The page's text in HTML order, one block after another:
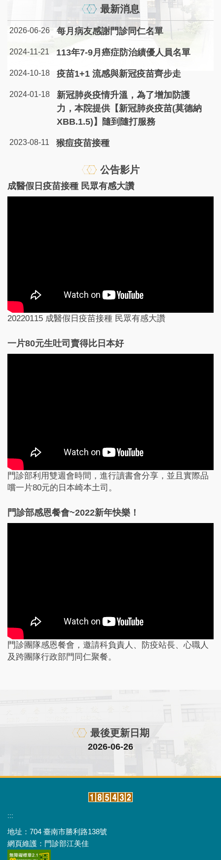
最新消息
2026-06-26 每月病友感謝門診同仁名單
2024-11-21 113年7-9月癌症防治績優人員名單
2024-10-18 疫苗1+1 流感與新冠疫苗齊步走
2024-01-18
新冠肺炎疫情升溫，為了增加防護
力，本院提供【新冠肺炎疫苗(莫德納
XBB.1.5)】隨到隨打服務
2023-08-11 猴痘疫苗接種
公告影片
成醫假日疫苗接種 民眾有感大讚
20220115 成醫假日疫苗接種 民眾有感大讚
一片80元生吐司賣得比日本好
門診部利用雙週會時間，進行讀書會分享，並且實際品
嚐一片80元的日本崎本土司。
門診部感恩餐會~2022新年快樂！
門診團隊感恩餐會，邀請科負責人、防疫站長、心職人
及跨團隊行政部門同仁聚餐。
最後更新日期
2026-06-26
:::
地址：704 臺南市勝利路138號
網頁維護：門診部江美佳